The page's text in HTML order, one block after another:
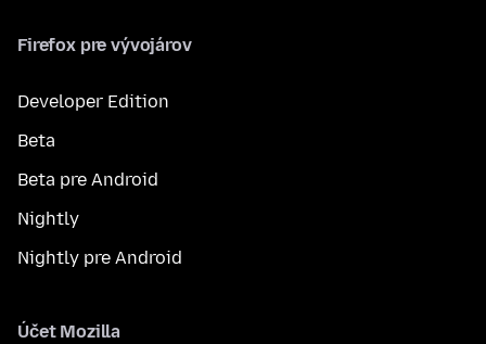
Firefox pre vývojárov
Developer Edition
Beta
Beta pre Android
Nightly
Nightly pre Android
Účet Mozilla